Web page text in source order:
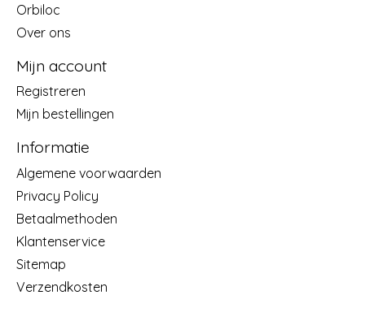
Orbiloc
Over ons
Mijn account
Registreren
Mijn bestellingen
Informatie
Algemene voorwaarden
Privacy Policy
Betaalmethoden
Klantenservice
Sitemap
Verzendkosten